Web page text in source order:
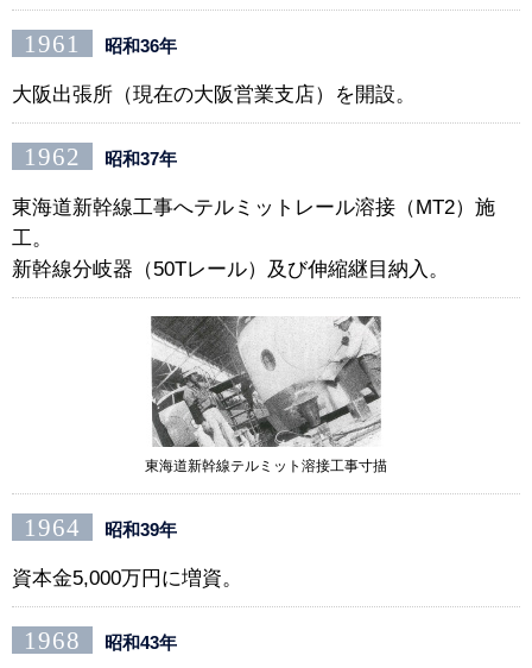
1961 昭和36年
大阪出張所（現在の大阪営業支店）を開設。
1962 昭和37年
東海道新幹線工事へテルミットレール溶接（MT2）施
工。
新幹線分岐器（50Tレール）及び伸縮継目納入。
東海道新幹線テルミット溶接工事寸描
1964 昭和39年
資本金5,000万円に増資。
1968 昭和43年